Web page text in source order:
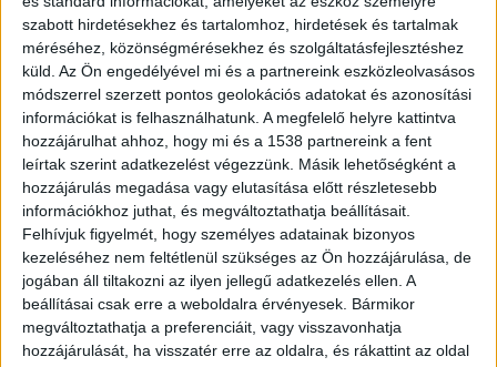
szabott hirdetésekhez és tartalomhoz, hirdetések és tartalmak
méréséhez, közönségmérésekhez és szolgáltatásfejlesztéshez
küld. Az Ön engedélyével mi és a partnereink eszközleolvasásos
módszerrel szerzett pontos geolokációs adatokat és azonosítási
információkat is felhasználhatunk. A megfelelő helyre kattintva
hozzájárulhat ahhoz, hogy mi és a 1538 partnereink a fent
leírtak szerint adatkezelést végezzünk. Másik lehetőségként a
hozzájárulás megadása vagy elutasítása előtt részletesebb
információkhoz juthat, és megváltoztathatja beállításait.
Felhívjuk figyelmét, hogy személyes adatainak bizonyos
kezeléséhez nem feltétlenül szükséges az Ön hozzájárulása, de
jogában áll tiltakozni az ilyen jellegű adatkezelés ellen. A
beállításai csak erre a weboldalra érvényesek. Bármikor
megváltoztathatja a preferenciáit, vagy visszavonhatja
hozzájárulását, ha visszatér erre az oldalra, és rákattint az oldal
20 évre ítélték
Brodmann Lászlót jogerősen húsz év
börtönbüntetésre ítélte a Fővárosi Ítélőtábla.
Jelenleg Budapesten, a Kozma utcai büntetés-
végrehajtási intézetben tölti az ítéletét. Egy
kétszemélyes cellában tölti büntetését, meg van
róla győződve, hogy nemsokára szabd
emberként hagyhatja el a börtönt. Azt mondja,
szerinte nem jártak el megfelelő alapossággal a
nyomozás során, és az ellene felsorakoztatott